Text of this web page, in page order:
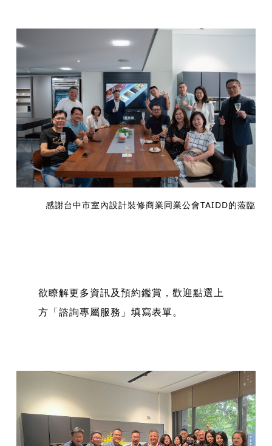
感謝台中市室內設計裝修商業同業公會TAIDD的蒞臨
欲瞭解更多資訊及預約鑑賞，歡迎點選上
方「諮詢專屬服務」填寫表單。